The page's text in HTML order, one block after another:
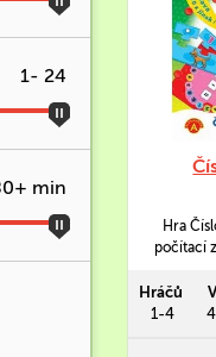
1- 24
+ min
Hra
počítací
Hráčů
1-4